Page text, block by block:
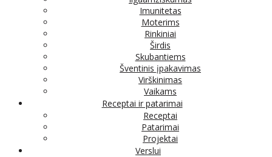
Imunitetas
Moterims
Rinkiniai
Širdis
Skubantiems
Šventinis įpakavimas
Virškinimas
Vaikams
Receptai ir patarimai
Receptai
Patarimai
Projektai
Verslui